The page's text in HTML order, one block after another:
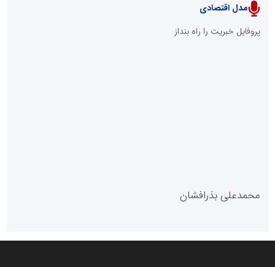
پایگاه خبری نهضت ملی مسکن
پایگاه خبری گفتمان یزد
مدل اقتصادی
پروفایل خبریت را راه بنداز
محمدعلی بذرافشان